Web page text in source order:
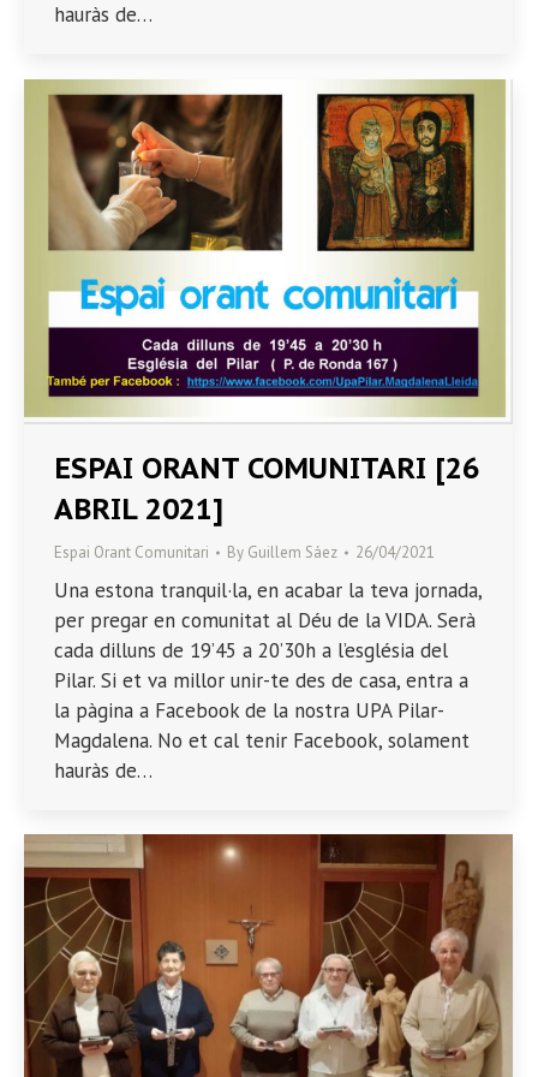
hauràs de…
ESPAI ORANT COMUNITARI [26
ABRIL 2021]
Espai Orant Comunitari By Guillem Sáez 26/04/2021
Una estona tranquil·la, en acabar la teva jornada,
per pregar en comunitat al Déu de la VIDA. Serà
cada dilluns de 19’45 a 20’30h a l’església del
Pilar. Si et va millor unir-te des de casa, entra a
la pàgina a Facebook de la nostra UPA Pilar-
Magdalena. No et cal tenir Facebook, solament
hauràs de…